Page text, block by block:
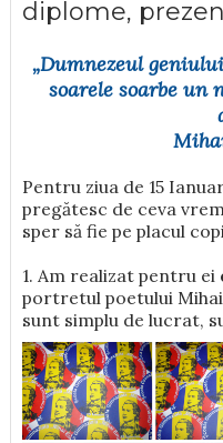
diplome,
„Dumnezeul
soarele soarbe un
Pentru ziua de 15
pregătesc de ceva
sper să fie pe placul
1. Am realizat pentru ei
portretul poetului Mihai
sunt simplu de lucrat,